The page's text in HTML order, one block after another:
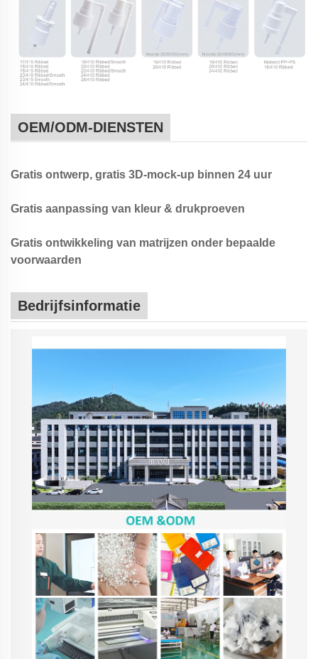
OEM/ODM-DIENSTEN
Gratis ontwerp, gratis 3D-mock-up binnen 24 uur
Gratis aanpassing van kleur & drukproeven
Gratis ontwikkeling van matrijzen onder bepaalde
voorwaarden
Bedrijfsinformatie